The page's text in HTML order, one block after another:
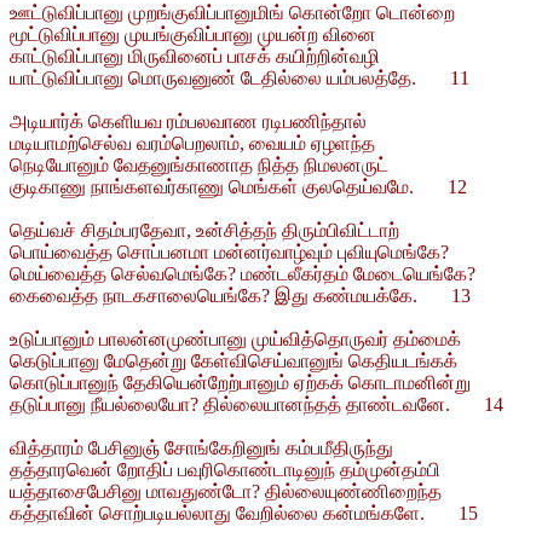
ஊட்டுவிப்பானு முறங்குவிப்பானுமிங் கொன்றோ டொன்றை
மூட்டுவிப்பானு முயங்குவிப்பானு முயன்ற வினை
காட்டுவிப்பானு மிருவினைப் பாசக் கயிற்றின்வழி
யாட்டுவிப்பானு மொருவனுண் டேதில்லை யம்பலத்தே. 11
அடியார்க் கெளியவ ரம்பலவாண ரடிபணிந்தால்
மடியாமற்செல்வ வரம்பெறலாம், வையம் ஏழளந்த
நெடியோனும் வேதனுங்காணாத நித்த நிமலனருட்
குடிகாணு நாங்களவர்காணு மெங்கள் குலதெய்வமே. 12
தெய்வச் சிதம்பரதேவா, உன்சித்தந் திரும்பிவிட்டாற்
பொய்வைத்த சொப்பனமா மன்னர்வாழ்வும் புவியுமெங்கே?
மெய்வைத்த செல்வமெங்கே? மண்டலீகர்தம் மேடையெங்கே?
கைவைத்த நாடகசாலையெங்கே? இது கண்மயக்கே. 13
உடுப்பானும் பாலன்னமுண்பானு முய்வித்தொருவர் தம்மைக்
கெடுப்பானு மேதென்று கேள்விசெய்வானுங் கெதியடங்கக்
கொடுப்பானுந் தேகியென்றேற்பானும் ஏற்கக் கொடாமனின்று
தடுப்பானு நீயல்லையோ? தில்லையானந்தத் தாண்டவனே. 14
வித்தாரம் பேசினுஞ் சோங்கேறினுங் கம்பமீதிருந்து
தத்தாரவென் றோதிப் பவுரிகொண்டாடினுந் தம்முன்தம்பி
யத்தாசைபேசினு மாவதுண்டோ? தில்லையுண்ணிறைந்த
கத்தாவின் சொற்படியல்லாது வேறில்லை கன்மங்களே. 15